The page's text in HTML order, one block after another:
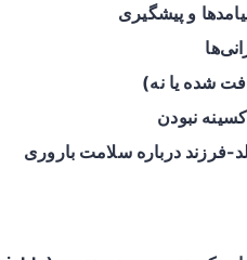
و پیشگیری
شده یا نه)
نبودن
فرزند درباره سلامت باروری